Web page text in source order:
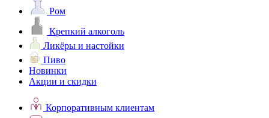
Ром
Крепкий алкоголь
Ликёры и настойки
Пиво
Новинки
Акции и скидки
Корпоративным клиентам